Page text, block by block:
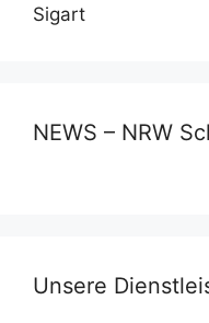
Sigart
NEWS – NRW
Unsere